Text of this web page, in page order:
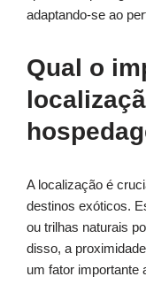
adaptando-se ao
Qual o
A localização é
destinos exóticos.
ou trilhas naturais
disso, a
um fator importante